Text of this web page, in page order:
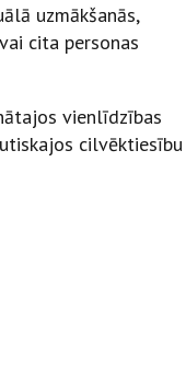
uzmākšanās,
cita personas
vienlīdzības
cilvēktiesību